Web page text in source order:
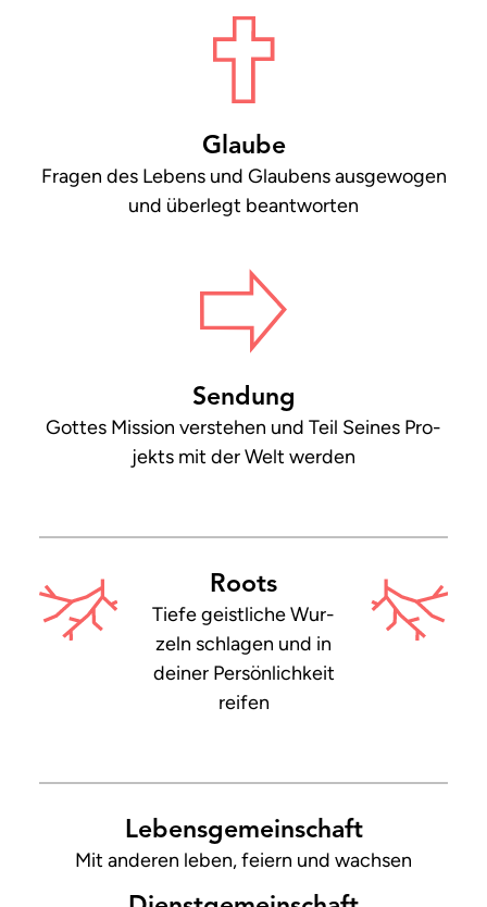
Glaube
Fragen des Lebens und Glaubens ausge­wogen
und überlegt beantworten
Sendung
Got­tes Mis­si­on ver­ste­hen und Teil Sei­nes Pro­
jekts mit der Welt wer­den
Roots
Tiefe geist­liche Wur­
zeln schla­gen und in
dei­ner Per­sön­lich­keit
reifen
Lebens­gemeinschaft
Mit an­deren le­ben, fei­ern und wach­sen